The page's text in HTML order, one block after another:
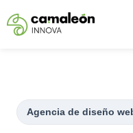
Saltar
Agencia de diseño